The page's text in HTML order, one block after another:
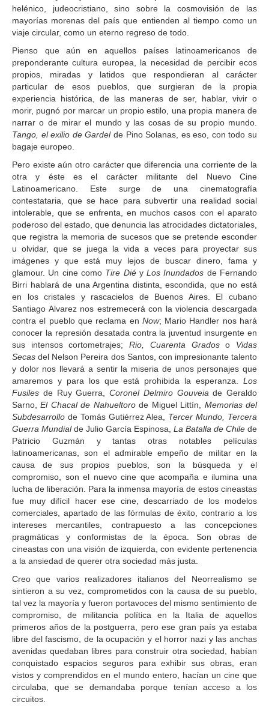
helénico, judeocristiano, sino sobre la cosmovisión de las
mayorías morenas del país que entienden al tiempo como un
viaje circular, como un eterno regreso de todo.
Pienso que aún en aquellos países latinoamericanos de
preponderante cultura europea, la necesidad de percibir ecos
propios, miradas y latidos que respondieran al carácter
particular de esos pueblos, que surgieran de la propia
experiencia histórica, de las maneras de ser, hablar, vivir o
morir, pugnó por marcar un propio estilo, una propia manera de
narrar o de mirar el mundo y las cosas de su propio mundo.
Tango, el exilio de Gardelde Pino Solanas, es eso, con todo su
bagaje europeo.
Pero existe aún otro carácter que diferencia una corriente de la
otra y éste es el carácter militante del Nuevo Cine
Latinoamericano. Este surge de una cinematografía
contestataria, que se hace para subvertir una realidad social
intolerable, que se enfrenta, en muchos casos con el aparato
poderoso del estado, que denuncia las atrocidades dictatoriales,
que registra la memoria de sucesos que se pretende esconder
u olvidar, que se juega la vida a veces para proyectar sus
imágenes y que está muy lejos de buscar dinero, fama y
glamour. Un cine como Tire DiéyLos Inundados de Fernando
Birri hablará de una Argentina distinta, escondida, que no está
en los cristales y rascacielos de Buenos Aires. El cubano
Santiago Alvarez nos estremecerá con la violencia descargada
contra el pueblo que reclama en Now; Mario Handler nos hará
conocer la represión desatada contra la juventud insurgente en
sus intensos cortometrajes;Rio, Cuarenta Gradoso Vidas
Secas del Nelson Pereira dos Santos, con impresionante talento
y dolor nos llevará a sentir la miseria de unos personajes que
amaremos y para los que está prohibida la esperanza.
Los
Fusiles de Ruy Guerra, Coronel Delmiro Gouveia de Geraldo
Sarno,El Chacal de Nahueltorode Miguel Littín, Memorias del
Subdesarrollo de Tomás Gutiérrez Alea, Tercer Mundo, Tercera
Guerra Mundialde Julio García Espinosa, La Batalla de Chile de
Patricio Guzmán y tantas otras notables películas
latinoamericanas, son el admirable empeño de militar en la
causa de sus propios pueblos, son la búsqueda y el
compromiso, son el nuevo cine que acompaña e ilumina una
lucha de liberación. Para la inmensa mayoría de estos cineastas
fue muy difícil hacer ese cine, descarriado de los modelos
comerciales, apartado de las fórmulas de éxito, contrario a los
intereses mercantiles, contrapuesto a las concepciones
pragmáticas y conformistas de la época. Son obras de
cineastas con una visión de izquierda, con evidente pertenencia
a la ansiedad de querer otra sociedad más justa.
Creo que varios realizadores italianos del Neorrealismo se
sintieron a su vez, comprometidos con la causa de su pueblo,
tal vez la mayoría y fueron portavoces del mismo sentimiento de
compromiso, de militancia política en la Italia de aquellos
primeros años de la postguerra, pero ese gran país ya estaba
libre del fascismo, de la ocupación y el horror nazi y las anchas
avenidas quedaban libres para construir otra sociedad, habían
conquistado espacios seguros para exhibir sus obras, eran
vistos y comprendidos en el mundo entero, hacían un cine que
circulaba, que se demandaba porque tenían acceso a los
circuitos.